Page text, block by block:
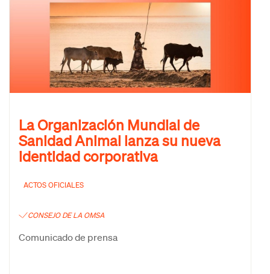
La Organización Mundial de
Sanidad Animal lanza su nueva
identidad corporativa
ACTOS OFICIALES
CONSEJO DE LA OMSA
Comunicado de prensa